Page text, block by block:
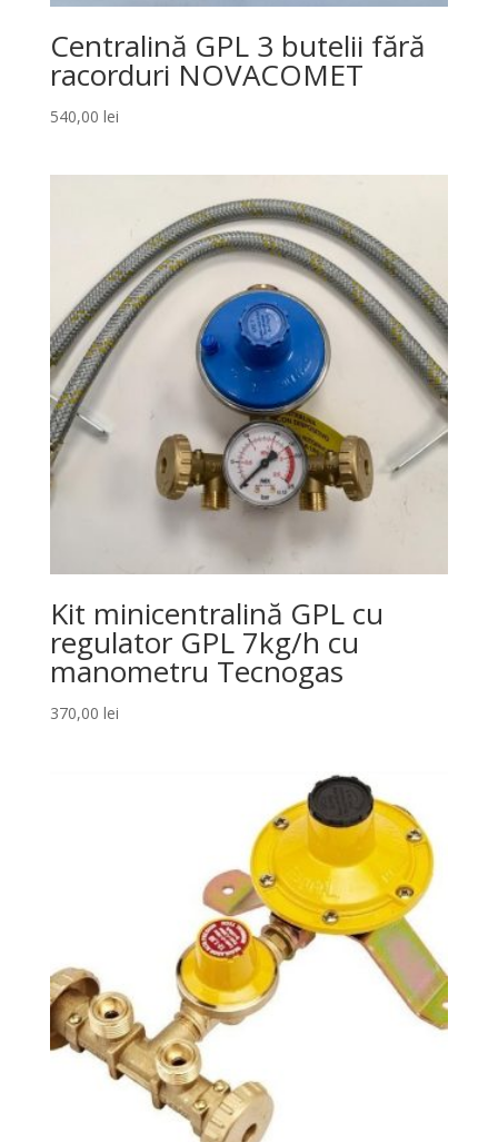
Centralină GPL 3 butelii fără
racorduri NOVACOMET
540,00 lei
Kit minicentralină GPL cu
regulator GPL 7kg/h cu
manometru Tecnogas
370,00 lei